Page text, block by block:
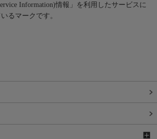
Information)情報」を利用したサービスに
るマークです。